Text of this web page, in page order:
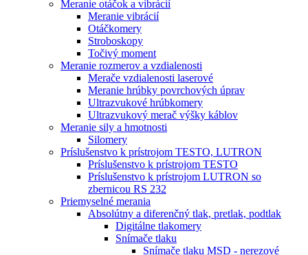
Meranie otáčok a vibrácií
Meranie vibrácií
Otáčkomery
Stroboskopy
Točivý moment
Meranie rozmerov a vzdialenosti
Merače vzdialenosti laserové
Meranie hrúbky povrchových úprav
Ultrazvukové hrúbkomery
Ultrazvukový merač výšky káblov
Meranie sily a hmotnosti
Silomery
Príslušenstvo k prístrojom TESTO, LUTRON
Príslušenstvo k prístrojom TESTO
Príslušenstvo k prístrojom LUTRON so
zbernicou RS 232
Priemyselné merania
Absolútny a diferenčný tlak, pretlak, podtlak
Digitálne tlakomery
Snímače tlaku
Snímače tlaku MSD - nerezové